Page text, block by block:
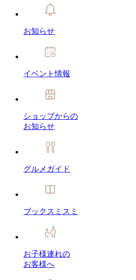
お知らせ
イベント情報
ショップからの
お知らせ
グルメガイド
ブックスミスミ
お子様連れの
お客様へ